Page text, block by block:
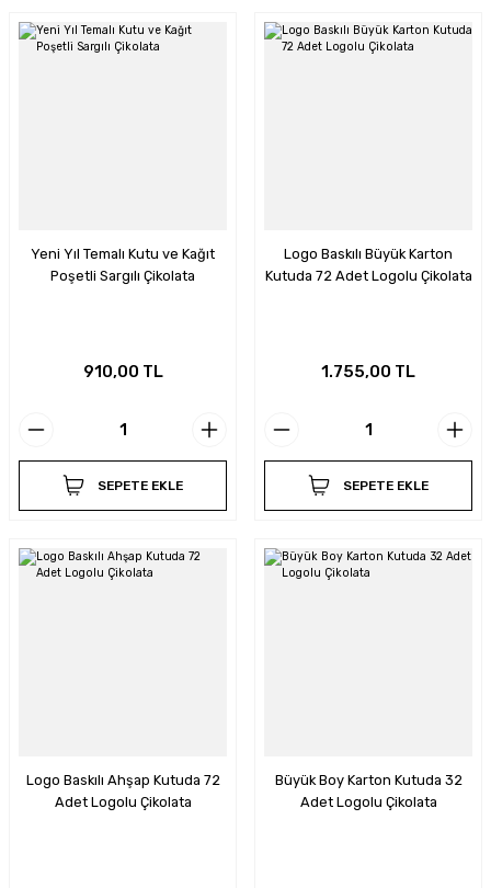
Yeni Yıl Temalı Kutu ve Kağıt
Poşetli Sargılı Çikolata
910,00 TL
SEPETE EKLE
Logo Baskılı Büyük Karton
Kutuda 72 Adet Logolu Çikolata
1.755,00 TL
SEPETE EKLE
Logo Baskılı Ahşap Kutuda 72
Adet Logolu Çikolata
Büyük Boy Karton Kutuda 32
Adet Logolu Çikolata